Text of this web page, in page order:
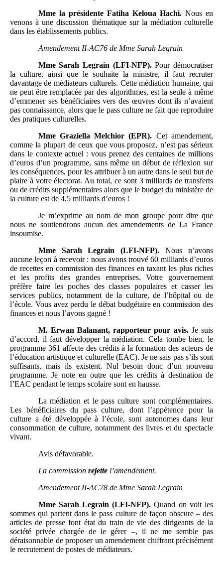
Mme la présidente Fatiha Keloua Hachi.Nous en
venons à une discussion thématique sur la médiation culturelle
dans les établissements publics.
Amendement II-AC76 de Mme Sarah Legrain
Mme Sarah Legrain (LFI-NFP).Pour démocratiser
la culture, ainsi que le souhaite la ministre, il faut recruter
davantage de médiateurs culturels. Cette médiation humaine, qui
ne peut être remplacée par des algorithmes, est la seule à même
d’emmener ses bénéficiaires vers des œuvres dont ils n’avaient
pas connaissance, alors que le pass culture ne fait que reproduire
des pratiques culturelles.
Mme Graziella Melchior (EPR). Cet amendement,
comme la plupart de ceux que vous proposez, n’est pas sérieux
dans le contexte actuel : vous prenez des centaines de millions
d’euros d’un programme, sans même un début de réflexion sur
les conséquences, pour les attribuer à un autre dans le seul but de
plaire à votre électorat. Au total, ce sont 3 milliards de transferts
ou de crédits supplémentaires alors que le budget du ministère de
la culture est de 4,5 milliards d’euros !
Je m’exprime au nom de mon groupe pour dire que
nous ne soutiendrons aucun des amendements de La France
insoumise.
Mme
Sarah Legrain (LFI-NFP). Nous n’avons
aucune leçon à recevoir : nous avons trouvé 60 milliards d’euros
de recettes en commission des finances en taxant les plus riches
et les profits des grandes entreprises. Votre gouvernement
préfère faire les poches des classes populaires et casser les
services publics, notamment de la culture, de l’hôpital ou de
l’école. Vous avez perdu le débat budgétaire en commission des
finances et nous l’avons gagné !
M. Erwan Balanant, rapporteur pour avis. Je suis
d’accord, il faut développer la médiation. Cela tombe bien, le
programme 361 affecte des crédits à la formation des acteurs de
l’éducation artistique et culturelle (EAC). Je ne sais pas s’ils sont
suffisants, mais ils existent. Nul besoin donc d’un nouveau
programme. Je note en outre que les crédits à destination de
l’EAC pendant le temps scolaire sont en hausse.
La médiation et le pass culture sont complémentaires.
Les bénéficiaires du pass culture, dont l’appétence pour la
culture a été développée à l’école, sont autonomes dans leur
consommation de culture, notamment des livres et du spectacle
vivant.
Avis défavorable.
La commission rejettel’amendement.
Amendement II-AC78 de Mme Sarah Legrain
Mme Sarah Legrain (LFI-NFP). Quand on voit les
sommes qui partent dans le pass culture de façon obscure – des
articles de presse font état du train de vie des dirigeants de la
société privée chargée de le gérer –, il ne me semble pas
déraisonnable de proposer un amendement chiffrant précisément
le recrutement de postes de médiateurs.